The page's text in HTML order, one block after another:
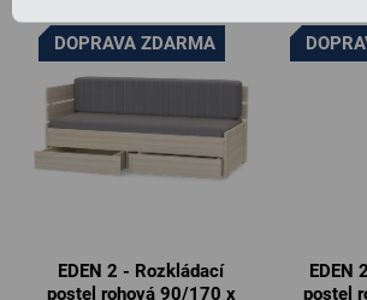
DOPRAVA ZDARMA
EDEN 2 - Rozkládací
postel rohová 90/170 x
EDEN
postel